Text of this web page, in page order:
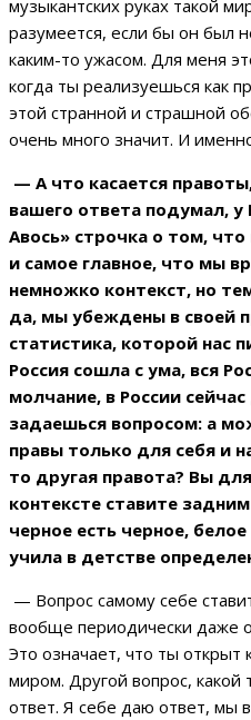
музыкантских руках такой
разумеется, если бы он был
каким-то ужасом. Для меня
когда ты реализуешься как
этой странной и страшной
очень много значит. И
— А что касается
вашего ответа подумал, у
Авось» строчка о том,
и самое главное, что мы
немножко контекст, но
да, мы убеждены в своей
статистика, которой нас
Россия сошла с ума, вся
молчание, в России
задаешься вопросом: а
правы только для себя и
то другая правота? Вы
контексте ставите
черное есть черное,
учила в детстве
— Вопрос самому себе
вообще периодически даже
Это означает, что ты открыт
миром. Другой вопрос,
ответ. Я себе даю ответ, мы